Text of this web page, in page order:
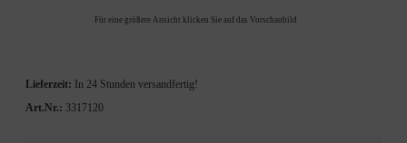
Für eine größere Ansicht klicken Sie auf das Vorschaubild
Lieferzeit:
In 24 Stunden versandfertig!
Art.Nr.: 3317120